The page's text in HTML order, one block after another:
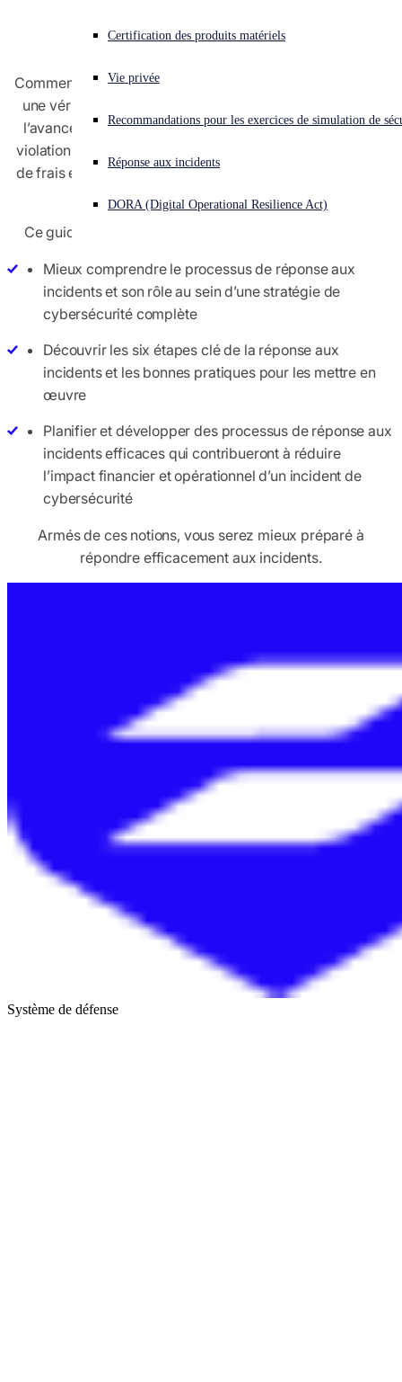
Vous subissez une cyberattaque ? Obtenez une aide immédiate.
Open search
Français Open language switcher
Certification des produits matériels
Vie privée
Recommandations pour les exercices de simulation de
Réponse aux incidents
DORA (Digital Operational Resilience Act)
Comment éviter qu’une cyberattaque ne se transforme en
une véritable violation de sécurité ? Il faut se préparer à
l’avance. Souvent, les organisations réalisent après une
violation qu’elles auraient pu s’éviter beaucoup de tracas,
de frais et de temps d’arrêt si elles avaient eu en place un
plan de réponse aux incidents.
Ce guide de
Mieux comprendre le processus de réponse aux
incidents et son rôle au sein d’une stratégie de
cybersécurité complète
Découvrir les six étapes clé de la réponse aux
incidents et les bonnes pratiques pour les mettre en
œuvre
Planifier et développer des processus de réponse aux
incidents efficaces qui contribueront à réduire
l’impact financier et opérationnel d’un incident de
cybersécurité
Armés de ces notions, vous serez mieux préparé à
répondre efficacement aux incidents.
Système de défense